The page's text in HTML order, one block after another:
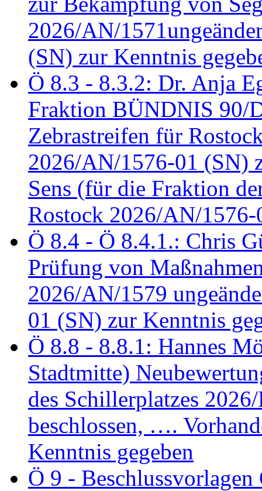
2026/AN/
(SN) zur Kenntnis
Ö 8.3 - 8.3.2: Dr. Anja
Fraktion BÜNDNIS 90/
Zebrastreifen für
2026/AN/1576-01 (SN)
Sens (für die Fraktion
Rostock 2026/AN/1576-
Ö 8.4 - Ö 8.4.1.: Chris
Prüfung von
2026/AN/1579
01 (SN) zur Kenntnis
Ö 8.8 - 8.8.1: Hannes
Stadtmitte)
des Schillerplatzes
beschlossen, ….
Kenntnis gegeben
Ö 9 - Beschlussvorlagen